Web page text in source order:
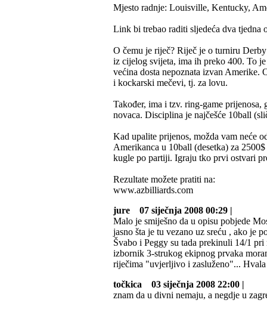
Mjesto radnje: Louisville, Kentucky,
Link bi trebao raditi sljedeća dva tjedna
O čemu je riječ? Riječ je o turniru
iz cijelog svijeta, ima ih preko 400. To
većina dosta nepoznata izvan Amerike.
i kockarski mečevi, tj. za lovu.
Također, ima i tzv. ring-game
novaca. Disciplina je najčešće 10ball
Kad upalite prijenos, možda vam neće
Amerikanca u 10ball (desetka) za
kugle po partiji. Igraju tko prvi ostvari
Rezultate možete pratiti na:
www.azbilliards.com
jure
07 siječnja 2008 00:29 |
Malo je smiješno da u opisu pobjede
jasno šta je tu vezano uz sreću , ako je
Švabo i Peggy su tada prekinuli 14/1
izbornik 3-strukog ekipnog prvaka
riječima "uvjerljivo i zasluženo"...
točkica
03 siječnja 2008 22:00 |
znam da u divni nemaju, a negdje u